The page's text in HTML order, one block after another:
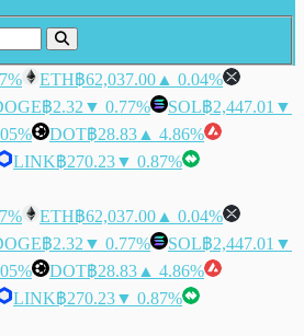
ETH฿62,037.00 ▲ 0.04%
฿2.32 ▼ 0.77% SOL฿2,447.01 ▼
DOT฿28.83 ▲ 4.86%
LINK฿270.23▼ 0.87%
ETH฿62,037.00 ▲ 0.04%
฿2.32 ▼ 0.77% SOL฿2,447.01 ▼
DOT฿28.83 ▲ 4.86%
LINK฿270.23▼ 0.87%